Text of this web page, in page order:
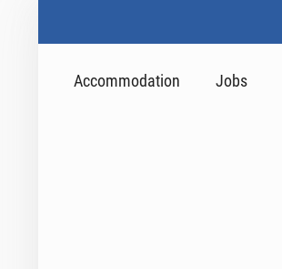
Accommodation Jobs